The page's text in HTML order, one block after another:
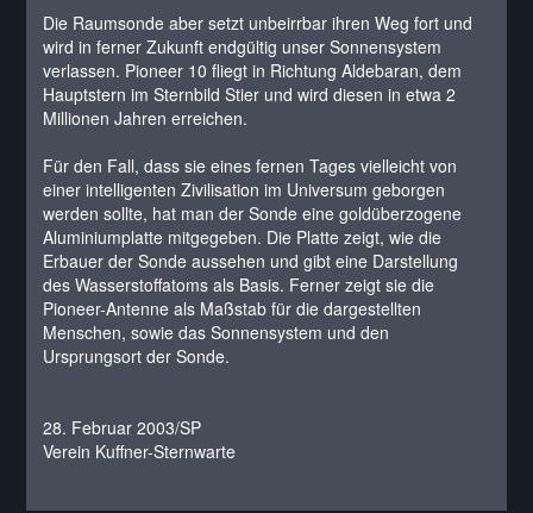
Die Raumsonde aber setzt unbeirrbar ihren Weg fort und
wird in ferner Zukunft endgültig unser Sonnensystem
verlassen. Pioneer 10 fliegt in Richtung Aldebaran, dem
Hauptstern im Sternbild Stier und wird diesen in etwa 2
Millionen Jahren erreichen.
Für den Fall, dass sie eines fernen Tages vielleicht von
einer intelligenten Zivilisation im Universum geborgen
werden sollte, hat man der Sonde eine goldüberzogene
Aluminiumplatte mitgegeben. Die Platte zeigt, wie die
Erbauer der Sonde aussehen und gibt eine Darstellung
des Wasserstoffatoms als Basis. Ferner zeigt sie die
Pioneer-Antenne als Maßstab für die dargestellten
Menschen, sowie das Sonnensystem und den
Ursprungsort der Sonde.
28. Februar 2003/SP
Verein Kuffner-Sternwarte